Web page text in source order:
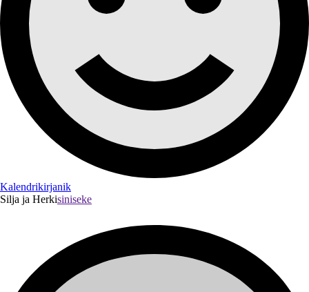
Kalendrikirjanik
Silja ja Herkisiniseke